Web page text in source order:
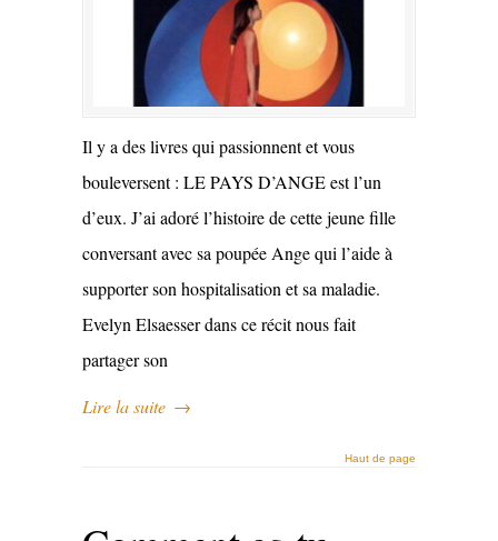
Il y a des livres qui passionnent et vous
bouleversent : LE PAYS D’ANGE est l’un
d’eux. J’ai adoré l’histoire de cette jeune fille
conversant avec sa poupée Ange qui l’aide à
supporter son hospitalisation et sa maladie.
Evelyn Elsaesser dans ce récit nous fait
partager son
Lire la suite →
Haut de page